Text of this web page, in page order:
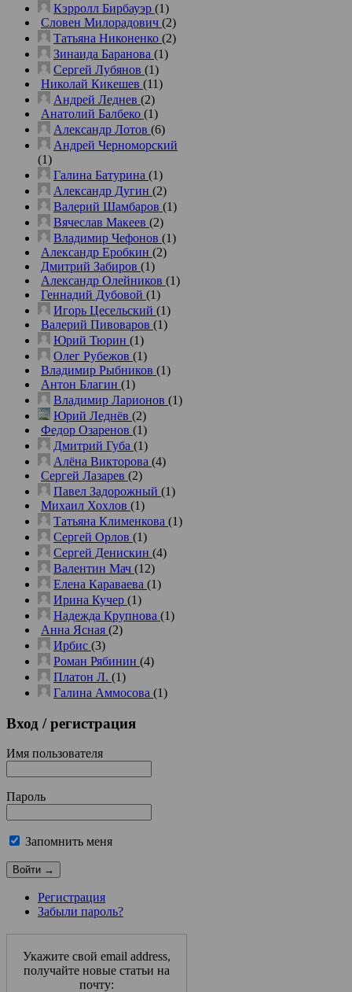
Кэрролл Бирбауэр (1)
Словен Милорадович (2)
Татьяна Никоненко (2)
Зинаида Баранова (1)
Сергей Лубянов (1)
Николай Кикешев (11)
Андрей Леднев (2)
Анатолий Балбеко (1)
Александр Лотов (6)
Андрей Черноморский
(1)
Галина Батурина (1)
Александр Дугин (2)
Валерий Шамбаров (1)
Вячеслав Макеев (2)
Владимир Чефонов (1)
Александр Еробкин (2)
Дмитрий Забиров (1)
Александр Олейников (1)
Геннадий Дубовой (1)
Игорь Цесельский (1)
Валерий Пивоваров (1)
Юрий Тюрин (1)
Олег Рубежов (1)
Владимир Рыбников (1)
Антон Благин (1)
Владимир Ларионов (1)
Юрий Леднёв (2)
Федор Озаренов (1)
Дмитрий Губа (1)
Алёна Викторова (4)
Сергей Лазарев (2)
Павел Задорожный (1)
Михаил Хохлов (1)
Татьяна Клименкова (1)
Сергей Орлов (1)
Сергей Денискин (4)
Валентин Мач (12)
Елена Караваева (1)
Ирина Кучер (1)
Надежда Крупнова (1)
Анна Ясная (2)
Ирбис (3)
Роман Рябинин (4)
Платон Л. (1)
Галина Аммосова (1)
Вход / регистрация
Имя пользователя
Пароль
Запомнить меня
Регистрация
Забыли пароль?
Укажите свой email address,
получайте новые статьи на
почту: